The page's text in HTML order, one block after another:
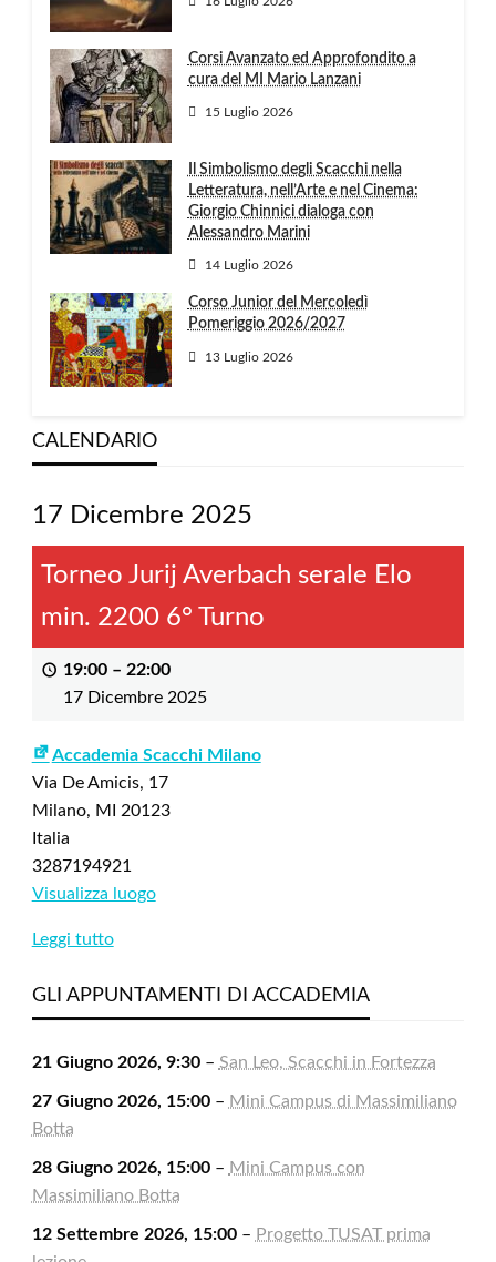
Corsi Avanzato ed Approfondito a
cura del MI Mario Lanzani
15 Luglio 2026
Il Simbolismo degli Scacchi nella
Letteratura, nell’Arte e nel Cinema:
Giorgio Chinnici dialoga con
Alessandro Marini
14 Luglio 2026
Corso Junior del Mercoledì
Pomeriggio 2026/2027
13 Luglio 2026
CALENDARIO
17 Dicembre 2025
Torneo Jurij Averbach serale Elo
min. 2200 6° Turno
19:00 – 22:00
17 Dicembre 2025
Accademia Scacchi Milano
Via De Amicis, 17
Milano, MI
20123
Italia
3287194921
Visualizza luogo
Leggi tutto
GLI APPUNTAMENTI DI ACCADEMIA
21 Giugno 2026, 9:30– San Leo, Scacchi in Fortezza
27 Giugno 2026, 15:00– Mini Campus di Massimiliano
Botta
28 Giugno 2026, 15:00– Mini Campus con
Massimiliano Botta
12 Settembre 2026, 15:00– Progetto TUSAT prima